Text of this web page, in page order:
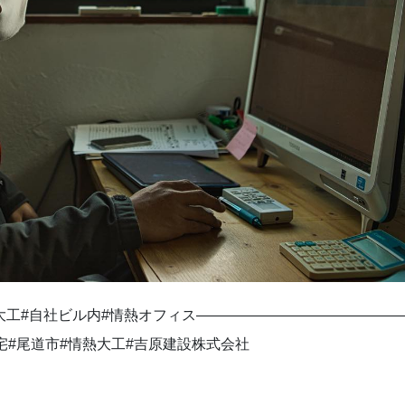
熱大工 #自社ビル内 #情熱オフィス
#尾道市 #情熱大工 #吉原建設株式会社